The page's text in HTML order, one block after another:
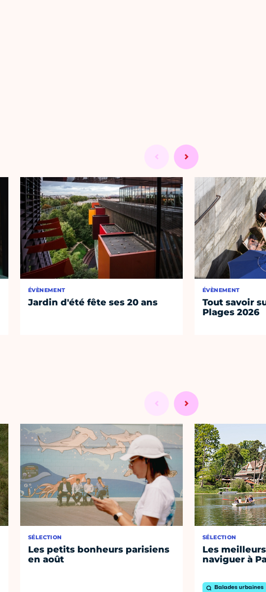
ÉVÈNEMENT
Jardin d'été fête ses 20 ans
ÉVÈNEMENT
Tout savoir
Plages 2026
SÉLECTION
Les petits bonheurs parisiens
en août
SÉLECTION
Les
naviguer à
Balades urbaines